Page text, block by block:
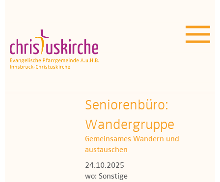
Unser Angebot
OEZ
Wissenswertes
Medien
Kontakt
Seniorenbüro:
Wandergruppe
Gemeinsames Wandern und
austauschen
24.10.2025
wo: Sonstige